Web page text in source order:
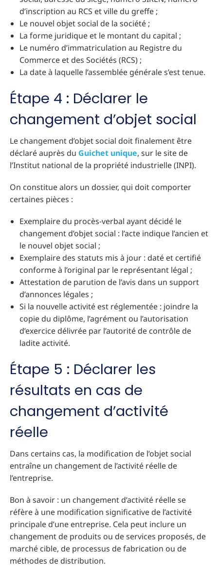
d’inscription au RCS et ville du greffe ;
Le nouvel objet social de la société ;
La forme juridique et le montant du capital ;
Le numéro d’immatriculation au Registre du
Commerce et des Sociétés (RCS) ;
La date à laquelle l’assemblée générale s’est tenue.
Étape 4 : Déclarer le
changement d’objet social
Le changement d’objet social doit finalement être
déclaré auprès du Guichet unique, sur le site de
l’Institut national de la propriété industrielle (INPI).
On constitue alors un dossier, qui doit comporter
certaines pièces :
Exemplaire du procès-verbal ayant décidé le
changement d’objet social : l’acte indique l’ancien et
le nouvel objet social ;
Exemplaire des statuts mis à jour : daté et certifié
conforme à l’original par le représentant légal ;
Attestation de parution de l’avis dans un support
d’annonces légales ;
Si la nouvelle activité est réglementée : joindre la
copie du diplôme, l’agrément ou l’autorisation
d’exercice délivrée par l’autorité de contrôle de
ladite activité.
Étape 5 : Déclarer les
résultats en cas de
changement d’activité
réelle
Dans certains cas, la modification de l’objet social
entraîne un changement de l’activité réelle de
l’entreprise.
Bon à savoir : un changement d’activité réelle se
réfère à une modification significative de l’activité
principale d’une entreprise. Cela peut inclure un
changement de produits ou de services proposés, de
marché cible, de processus de fabrication ou de
méthodes de distribution.